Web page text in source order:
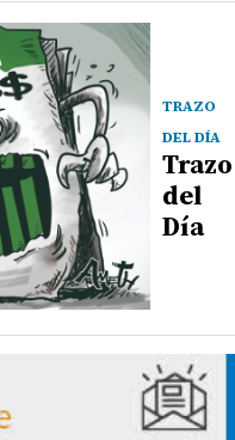
TRAZO
DEL DÍA
Trazo
del
Día